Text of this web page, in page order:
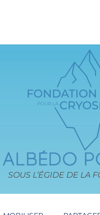
SOUS L’ÉGIDE DE LA